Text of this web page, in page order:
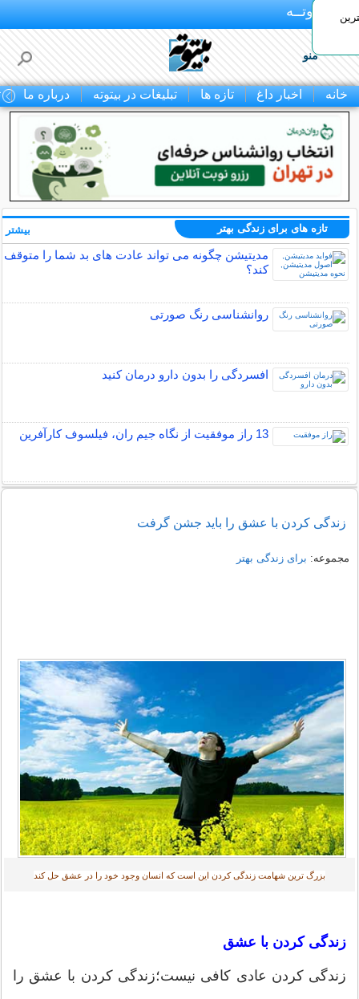
بـیتوتــه
منو
خانه اخبار داغ تازه ها تبلیغات در بیتوته درباره ما
تازه های برای زندگی بهتر
مدیتیشن چگونه می تواند عادت های بد شما را متوقف
کند؟
روانشناسی رنگ صورتی
افسردگی را بدون دارو درمان کنید
13 راز موفقیت از نگاه جیم ران، فیلسوف کارآفرین
بیشتر
زندگی کردن با عشق را باید جشن گرفت
مجموعه: برای زندگی بهتر
بزرگ ترین شهامت زندگی کردن این است که انسان وجود خود را در عشق حل کند‎
زندگی کردن با عشق
زندگی کردن عادی کافی نیست؛زندگی کردن با عشق را